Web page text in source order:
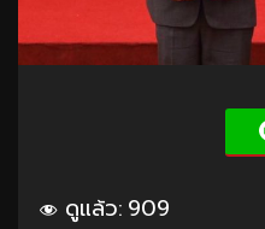
ดูแล้ว: 909